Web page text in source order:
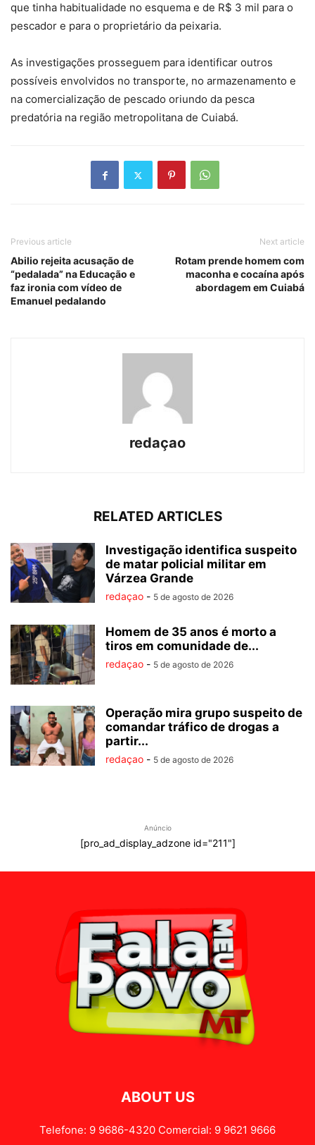
que tinha habitualidade no esquema e de R$ 3 mil para o
pescador e para o proprietário da peixaria.
As investigações prosseguem para identificar outros
possíveis envolvidos no transporte, no armazenamento e
na comercialização de pescado oriundo da pesca
predatória na região metropolitana de Cuiabá.
Previous article
Abilio rejeita acusação de
“pedalada” na Educação e
faz ironia com vídeo de
Emanuel pedalando
Next article
Rotam prende homem com
maconha e cocaína após
abordagem em Cuiabá
redaçao
RELATED ARTICLES
Investigação identifica suspeito
de matar policial militar em
Várzea Grande
redaçao - 5 de agosto de 2026
Homem de 35 anos é morto a
tiros em comunidade de...
redaçao - 5 de agosto de 2026
Operação mira grupo suspeito de
comandar tráfico de drogas a
partir...
redaçao - 5 de agosto de 2026
Anúncio
[pro_ad_display_adzone id="211"]
ABOUT US
Telefone: 9 9686-4320 Comercial: 9 9621 9666